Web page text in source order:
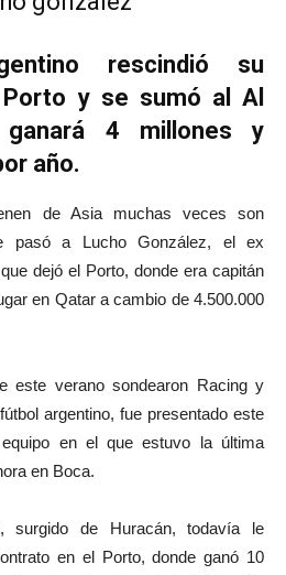
rescindió su
y se sumó al Al
ganará 4 millones y
año.
de Asia muchas veces son
pasó a Lucho González, el ex
dejó el Porto, donde era capitán
en Qatar a cambio de 4.500.000
este verano sondearon Racing y
argentino, fue presentado este
en el que estuvo la última
en Boca.
surgido de Huracán, todavía le
en el Porto, donde ganó 10